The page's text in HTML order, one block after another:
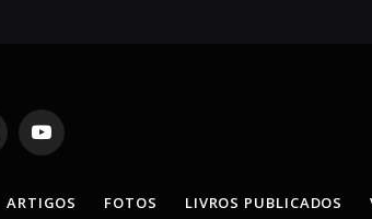
YouTube
ARTIGOS FOTOS LIVROS PUBLICADOS